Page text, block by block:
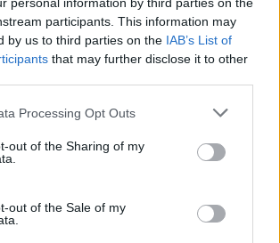
participants. This information may
by us to third parties on the IAB’s List of
that may further disclose it to other
Processing Opt Outs
out of the Sharing of my
out of the Sale of my
che l’entusiasmo suggerisce a
che il buon Antonio sia il colpo
è neanche l’icona del fallimento di
si diceva fallito ad ottobre, dopo
stagionali. Probabilmente la
racconta la storia di un onesto
proletario di centrocampo, che si
la sua fetta di gloria in
perdonateci le